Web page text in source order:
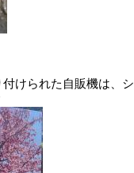
けられた自販機は、